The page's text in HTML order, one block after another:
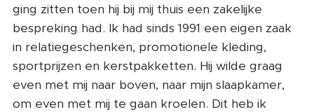
ging zitten toen hij bij mij thuis een zakelijke
bespreking had. Ik had sinds 1991 een eigen zaak
in relatiegeschenken, promotionele kleding,
sportprijzen en kerstpakketten. Hij wilde graag
even met mij naar boven, naar mijn slaapkamer,
om even met mij te gaan kroelen. Dit heb ik